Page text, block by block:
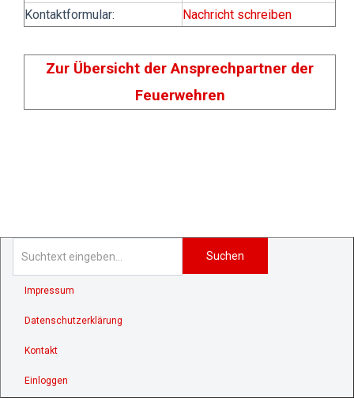
Kontaktformular:
Nachricht schreiben
Zur Übersicht der Ansprechpartner der
Feuerwehren
Suchen
Impressum
Datenschutzerklärung
Kontakt
Einloggen